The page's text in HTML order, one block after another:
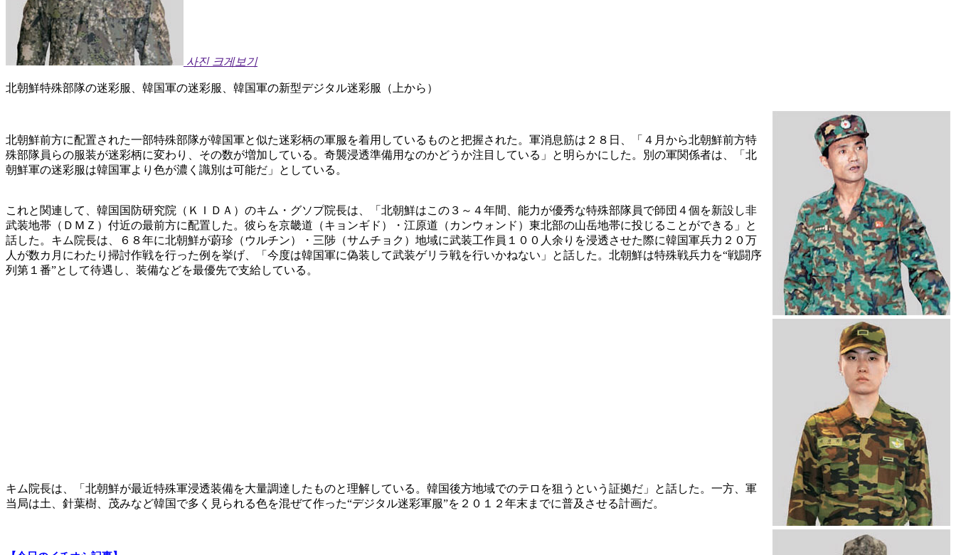
사진 크게보기
北朝鮮特殊部隊の迷彩服、韓国軍の迷彩服、韓国軍の新型デジタル迷彩服（上から）
北朝鮮前方に配置された一部特殊部隊が韓国軍と似た迷彩柄の軍服を着用しているものと把握された。軍消息筋は２８日、「４月から北朝鮮前方特
殊部隊員らの服装が迷彩柄に変わり、その数が増加している。奇襲浸透準備用なのかどうか注目している」と明らかにした。別の軍関係者は、「北
朝鮮軍の迷彩服は韓国軍より色が濃く識別は可能だ」としている。
これと関連して、韓国国防研究院（ＫＩＤＡ）のキム・グソプ院長は、「北朝鮮はこの３～４年間、能力が優秀な特殊部隊員で師団４個を新設し非
武装地帯（ＤＭＺ）付近の最前方に配置した。彼らを京畿道（キョンギド）・江原道（カンウォンド）東北部の山岳地帯に投じることができる」と
話した。キム院長は、６８年に北朝鮮が蔚珍（ウルチン）・三陟（サムチョク）地域に武装工作員１００人余りを浸透させた際に韓国軍兵力２０万
人が数カ月にわたり掃討作戦を行った例を挙げ、「今度は韓国軍に偽装して武装ゲリラ戦を行いかねない」と話した。北朝鮮は特殊戦兵力を“戦闘序
列第１番”として待遇し、装備などを最優先で支給している。
キム院長は、「北朝鮮が最近特殊軍浸透装備を大量調達したものと理解している。韓国後方地域でのテロを狙うという証拠だ」と話した。一方、軍
当局は土、針葉樹、茂みなど韓国で多く見られる色を混ぜて作った“デジタル迷彩軍服”を２０１２年末までに普及させる計画だ。